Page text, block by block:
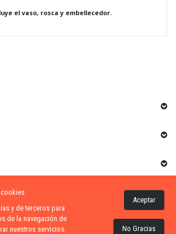
el vaso, rosca y embellecedor.
LA TIENDA
y de terceros para
de la navegación de
nuestros servicios.
Aceptar
No Gracias